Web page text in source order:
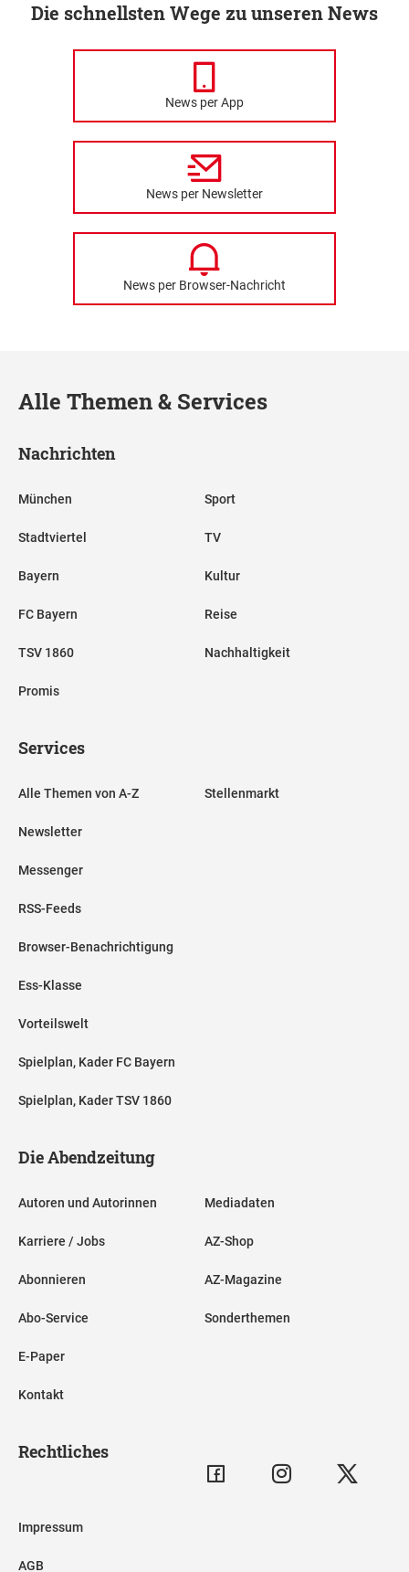
Die schnellsten Wege zu unseren News
News per App
News per Newsletter
News per Browser-Nachricht
Alle Themen & Services
Nachrichten
München
Stadtviertel
Bayern
FC Bayern
TSV 1860
Promis
Sport
TV
Kultur
Reise
Nachhaltigkeit
Services
Alle Themen von A-Z
Newsletter
Messenger
RSS-Feeds
Browser-Benachrichtigung
Ess-Klasse
Vorteilswelt
Spielplan, Kader FC Bayern
Spielplan, Kader TSV 1860
Stellenmarkt
Die Abendzeitung
Autoren und Autorinnen
Karriere / Jobs
Abonnieren
Abo-Service
E-Paper
Kontakt
Mediadaten
AZ-Shop
AZ-Magazine
Sonderthemen
Rechtliches
Impressum
AGB